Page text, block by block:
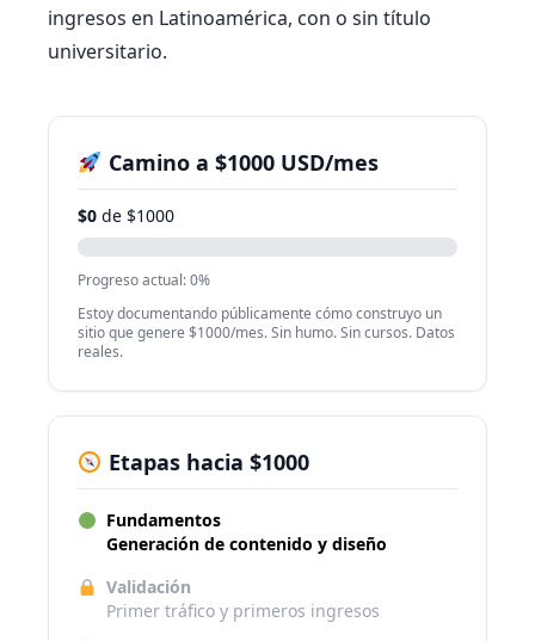
ingresos en Latinoamérica, con o sin título
universitario.
Camino a $1000 USD/mes
$0 de $1000
Progreso actual: 0%
Estoy documentando públicamente cómo construyo un
sitio que genere $1000/mes. Sin humo. Sin cursos. Datos
reales.
Etapas hacia $1000
Fundamentos
Generación de contenido y diseño
Validación
Primer tráfico y primeros ingresos